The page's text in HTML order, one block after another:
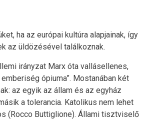
ha az európai kultúra alapjainak, így
az üldözésével találkoznak.
irányzat Marx óta vallásellenes,
ópiu­ma”. Mostanában két
az egyik az állam és az egyház
a tolerancia. Katolikus nem lehet
(Rocco Buttiglione). Állami tisztviselő